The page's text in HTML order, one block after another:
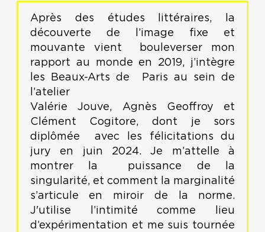
Après des études littéraires, la
découverte de l’image fixe et
mouvante vient bouleverser mon
rapport au monde en 2019, j’intègre
les Beaux-Arts de Paris au sein de
l’atelier
Valérie Jouve, Agnès Geoffroy et
Clément Cogitore, dont je sors
diplômée avec les félicitations du
jury en juin 2024. Je m’attelle à
montrer la puissance de la
singularité, et comment la marginalité
s’articule en miroir de la norme.
J'utilise l’intimité comme lieu
d’expérimentation et me suis tournée